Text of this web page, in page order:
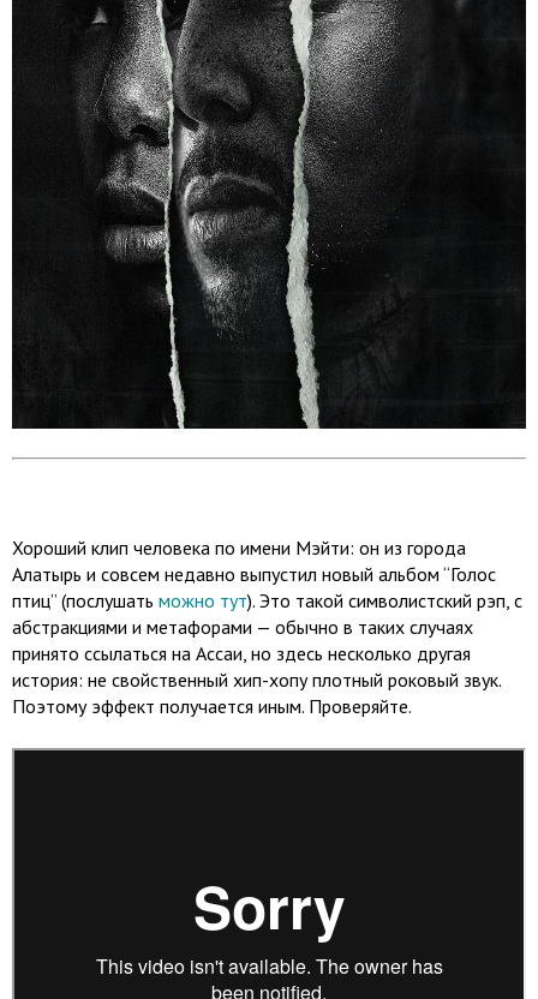
Хороший клип человека по имени Мэйти: он из города
Алатырь и совсем недавно выпустил новый альбом “Голос
птиц” (послушать можно тут). Это такой символистский рэп, с
абстракциями и метафорами — обычно в таких случаях
принято ссылаться на Ассаи, но здесь несколько другая
история: не свойственный хип-хопу плотный роковый звук.
Поэтому эффект получается иным. Проверяйте.